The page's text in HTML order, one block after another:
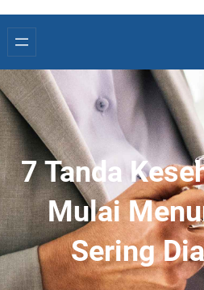
7 Tanda
Mulai
Sering